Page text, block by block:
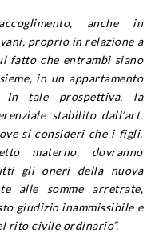
anche in
proprio in relazione a
fatto che entrambi siano
in un appartamento
In tale prospettiva, la
stabilito dall’art.
si consideri che i figli,
materno, dovranno
gli oneri della nuova
alle somme arretrate,
giudizio inammissibile e
rito civile ordinario”.